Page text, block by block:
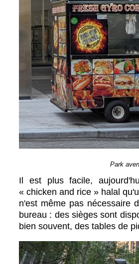
Park
Il est plus facile,
« chicken and rice » halal
n'est même pas nécessaire
bureau : des sièges sont
bien souvent, des tables de